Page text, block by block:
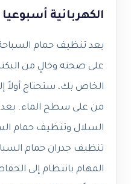
الكهربائية أسبوعيا
يعد تنظيف حمام
على صحته وخالٍ من
الخاص بك، ستحتاج أولاً
من على سطح الماء. بعد
السلال وتنظيف حمام
تنظيف جدران حمام
المهام بانتظام إلى